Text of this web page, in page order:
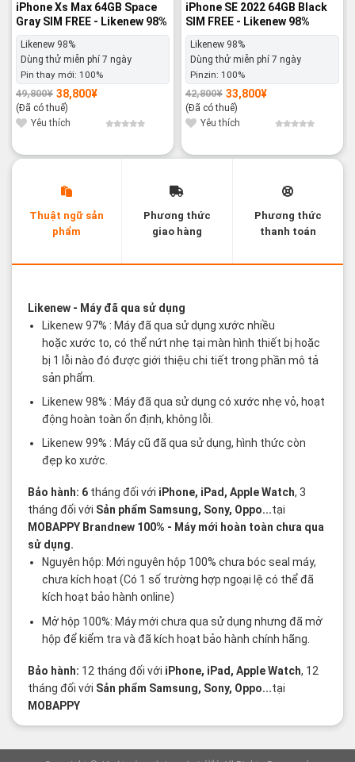
iPhone Xs Max 64GB Space
Gray SIM FREE - Likenew 98%
Likenew 98%
Dùng thử miễn phí 7 ngày
Pin thay mới: 100%
49,800¥
Giá
gốc
là:
49,800¥.
38,800¥
Giá
hiện
tại
là:
38,800¥.
(Đã có thuế)
Yêu thích
iPhone SE 2022 64GB Black
SIM FREE - Likenew 98%
Likenew 98%
Dùng thử miễn phí 7 ngày
Pinzin: 100%
42,800¥
Giá
gốc
là:
42,800¥.
33,800¥
Giá
hiện
tại
là:
33,800¥.
(Đã có thuế)
Yêu thích
Thuật ngữ sản
phẩm
Phương thức
giao hàng
Phương thức
thanh toán
Likenew- Máy đã qua sử dụng
Likenew 97% : Máy đã qua sử dụng xước nhiều
hoặc xước to, có thể nứt nhẹ tại màn hình thiết bị hoặc
bị 1 lỗi nào đó được giới thiệu chi tiết trong phần mô tả
sản phẩm.
Likenew 98% : Máy đã qua sử dụng có xước nhẹ vỏ, hoạt
động hoàn toàn ổn định, không lỗi.
Likenew 99% : Máy cũ đã qua sử dụng, hình thức còn
đẹp ko xước.
Bảo hành: 6 tháng đối với iPhone, iPad, Apple Watch, 3
tháng đối với Sản phẩm Samsung, Sony, Oppo...tại
MOBAPPY Brandnew 100% - Máy mới hoàn toàn chưa qua
sử dụng.
Nguyên hộp: Mới nguyên hộp 100% chưa bóc seal máy,
chưa kích hoạt (Có 1 số trường hợp ngoại lệ có thể đã
kích hoạt bảo hành online)
Mở hộp 100%: Máy mới chưa qua sử dụng nhưng đã mở
hộp để kiểm tra và đã kích hoạt bảo hành chính hãng.
Bảo hành: 12 tháng đối với iPhone, iPad, Apple Watch, 12
tháng đối với Sản phẩm Samsung, Sony, Oppo...tại
MOBAPPY